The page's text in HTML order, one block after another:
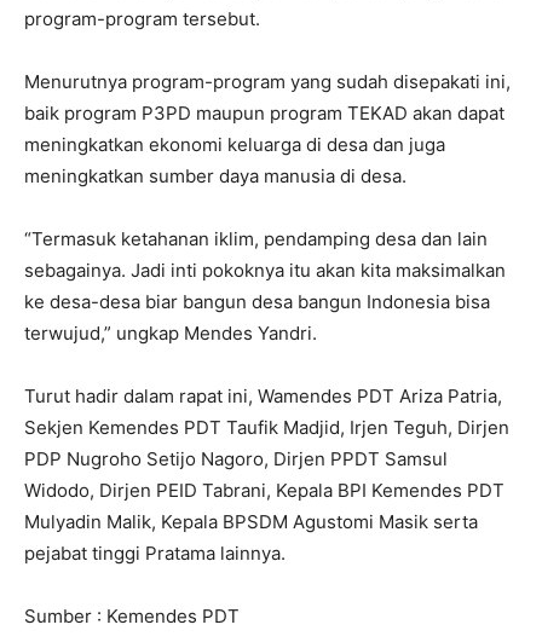
program-program tersebut.
Menurutnya program-program yang sudah disepakati ini,
baik program P3PD maupun program TEKAD akan dapat
meningkatkan ekonomi keluarga di desa dan juga
meningkatkan sumber daya manusia di desa.
“Termasuk ketahanan iklim, pendamping desa dan lain
sebagainya. Jadi inti pokoknya itu akan kita maksimalkan
ke desa-desa biar bangun desa bangun Indonesia bisa
terwujud,” ungkap Mendes Yandri.
Turut hadir dalam rapat ini, Wamendes PDT Ariza Patria,
Sekjen Kemendes PDT Taufik Madjid, Irjen Teguh, Dirjen
PDP Nugroho Setijo Nagoro, Dirjen PPDT Samsul
Widodo, Dirjen PEID Tabrani, ⁠Kepala BPI Kemendes PDT
Mulyadin Malik, Kepala BPSDM Agustomi Masik serta
pejabat tinggi Pratama lainnya.
Sumber : Kemendes PDT